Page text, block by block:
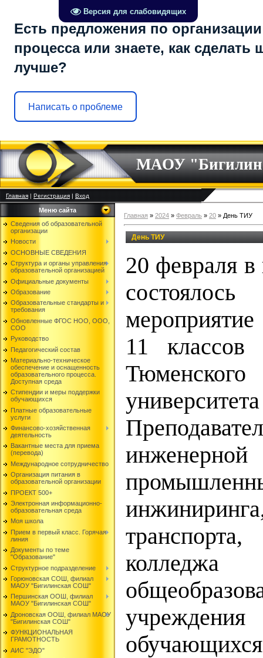
Версия для слабовидящих
Есть предложения по
процесса или знаете, как сделать
лучше?
Написать о проблеме
МАОУ
Главная|Регистрация|Вход
Меню сайта
Сведения об образовательной
организации
Новости
ОСНОВНЫЕ СВЕДЕНИЯ
Структура и органы управления
образовательной организацией
Официальные документы
Образование
Образовательные стандарты и
требования
Обновленные ФГОС НОО, ООО,
СОО
Руководство
Педагогический состав
Материально-техническое
обеспечение и оснащенность
образовательного процесса.
Доступная среда
Стипендии и меры поддержки
обучающихся
Платные образовательные
услуги
Финансово-хозяйственная
деятельность
Вакантные места для приема
(перевода)
Международное сотрудничество
Организация питания в
образовательной организации
ПРОЕКТ 500+
Электронная информационно-
образовательная среда
Моя школа
Прием в первый класс. Горячая
линия
Документы по теме
"Образование"
Структурное подразделение
Горюновская СОШ, филиал
МАОУ "Бигилинская СОШ"
Першинская ООШ, филиал
МАОУ "Бигилинская СОШ"
Дроновская ООШ, филиал МАОУ
"Бигилинская СОШ"
ФУНКЦИОНАЛЬНАЯ
ГРАМОТНОСТЬ
АИС "ЭДО"
Главная » 2024 » Февраль » 20 » День ТИУ
День ТИУ
20 февраля
состоялось
11